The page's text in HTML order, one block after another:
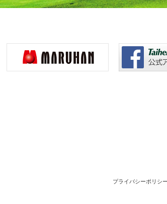
プライバシーポリシー